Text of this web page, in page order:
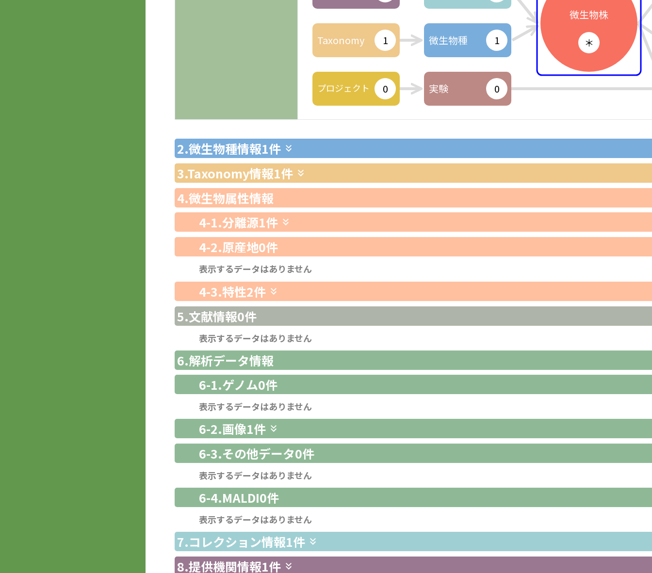
Taxonomy 1
プロジェクト 0
微生物種 1
実験 0
微生物株
＊
2.微生物種情報1件
3.Taxonomy情報1件
4.微生物属性情報
4-1.分離源1件
4-2.原産地0件
表示するデータはありません
4-3.特性2件
5.文献情報0件
表示するデータはありません
6.解析データ情報
6-1.ゲノム0件
表示するデータはありません
6-2.画像1件
6-3.その他データ0件
表示するデータはありません
6-4.MALDI0件
表示するデータはありません
7.コレクション情報1件
8.提供機関情報1件